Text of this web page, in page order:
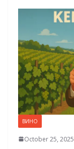
ВИНО
October 25, 2025